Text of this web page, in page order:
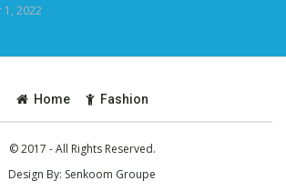
1, 2022
Home Fashion
© 2017 - All Rights Reserved.
Design By: Senkoom Groupe